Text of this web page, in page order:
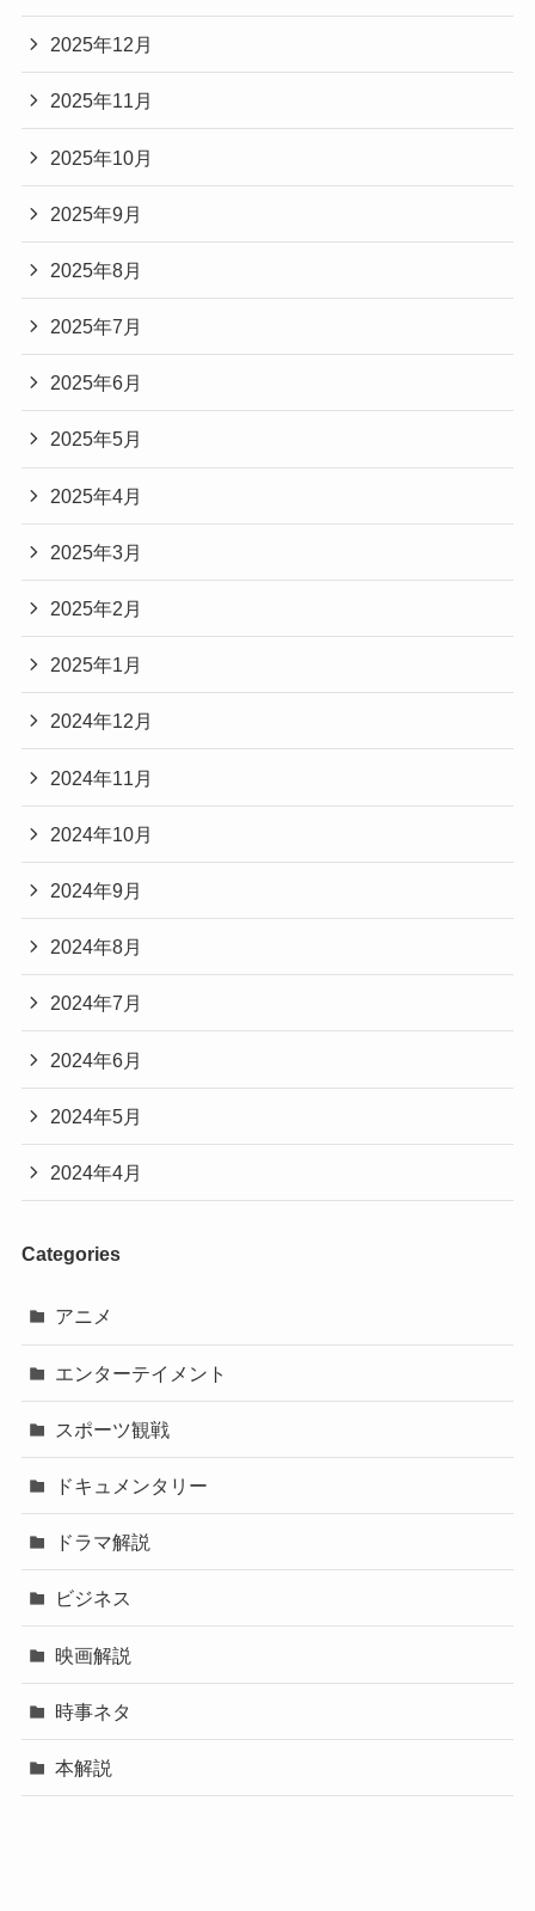
2025年12月
2025年11月
2025年10月
2025年9月
2025年8月
2025年7月
2025年6月
2025年5月
2025年4月
2025年3月
2025年2月
2025年1月
2024年12月
2024年11月
2024年10月
2024年9月
2024年8月
2024年7月
2024年6月
2024年5月
2024年4月
Categories
アニメ
エンターテイメント
スポーツ観戦
ドキュメンタリー
ドラマ解説
ビジネス
映画解説
時事ネタ
本解説